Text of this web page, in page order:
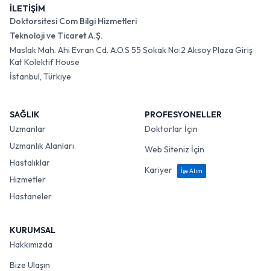
İLETİŞİM
Doktorsitesi Com Bilgi Hizmetleri
Teknoloji ve Ticaret A.Ş.
Maslak Mah. Ahi Evran Cd. A.O.S 55 Sokak No:2 Aksoy Plaza Giriş
Kat Kolektif House
İstanbul, Türkiye
SAĞLIK
Uzmanlar
Uzmanlık Alanları
Hastalıklar
Hizmetler
Hastaneler
PROFESYONELLER
Doktorlar İçin
Web Siteniz İçin
Kariyer
İşe Alım
KURUMSAL
Hakkımızda
Bize Ulaşın